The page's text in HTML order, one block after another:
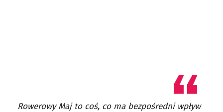
Rowerowy Maj to coś, co ma bezpośredni wpływ